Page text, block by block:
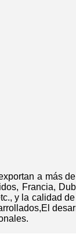
a más
Francia,
y la calidad